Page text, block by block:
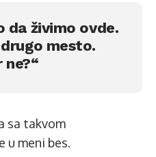
da živimo ovde.
mesto.
sa takvom
u meni bes.